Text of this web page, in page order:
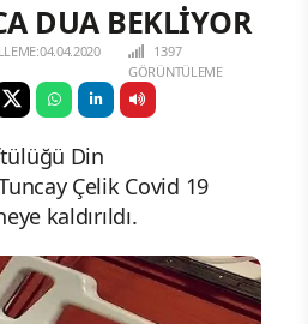
DUA BEKLİYOR
1397
GÖRÜNTÜLEME
Din
Çelik Covid 19
kaldırıldı.